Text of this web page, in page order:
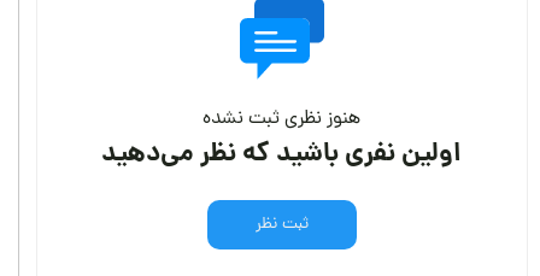
هنوز نظری ثبت نشده
اولین نفری باشید که نظر می‌دهید
ثبت نظر